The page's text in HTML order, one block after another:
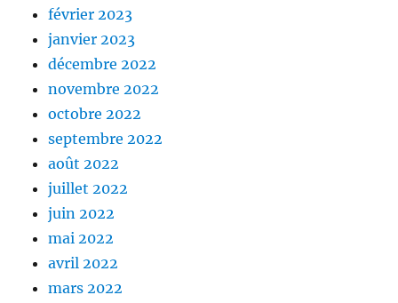
février 2023
janvier 2023
décembre 2022
novembre 2022
octobre 2022
septembre 2022
août 2022
juillet 2022
juin 2022
mai 2022
avril 2022
mars 2022